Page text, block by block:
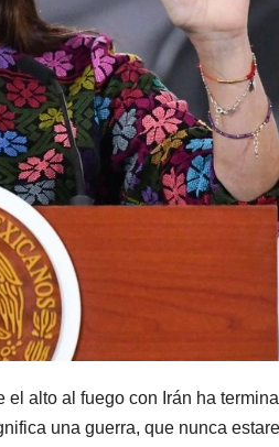
alto al fuego con Irán ha
una guerra, que nunca